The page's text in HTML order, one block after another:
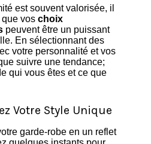
est souvent valorisée, il
vos choix
peuvent être un puissant
En sélectionnant des
votre personnalité et vos
suivre une tendance;
qui vous êtes et ce que
Votre Style Unique
garde-robe en un reflet